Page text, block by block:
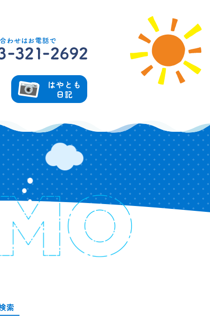
はやとも
日記
索